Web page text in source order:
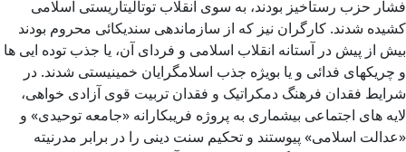
فشار حزب رستاخیز بودند، به سوی انقلاب توتالیتاریستی اسلامی
کشیده شدند. کارگران نیز که از سازماندهی سندیکائی محروم بودند
بیش از پیش در آستانه انقلاب اسلامی و فردای آن، یا جذب توده ایی ها
و چریکهای فدائی و یا بویژه جذب اسلامگرایان خمینیستی شدند. در
شرایط فقدان فرهنگ دمکراتیک و فقدان تربیت قوی آزادی خواهی،
لایه های اجتماعی بیشماری به پروژه فریبکارانه «جامعه توحیدی» و
«عدالت اسلامی» پیوستند و تحکیم سنت دینی را در برابر مدرنیته